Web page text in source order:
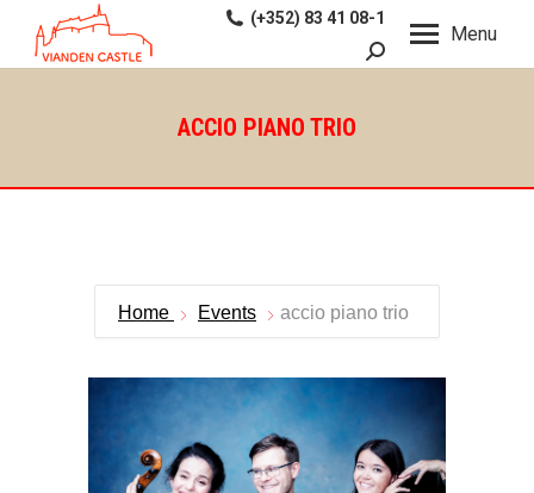
Menu
(+352) 83 41 08-1
Search:
ACCIO PIANO TRIO
Home Events accio piano trio